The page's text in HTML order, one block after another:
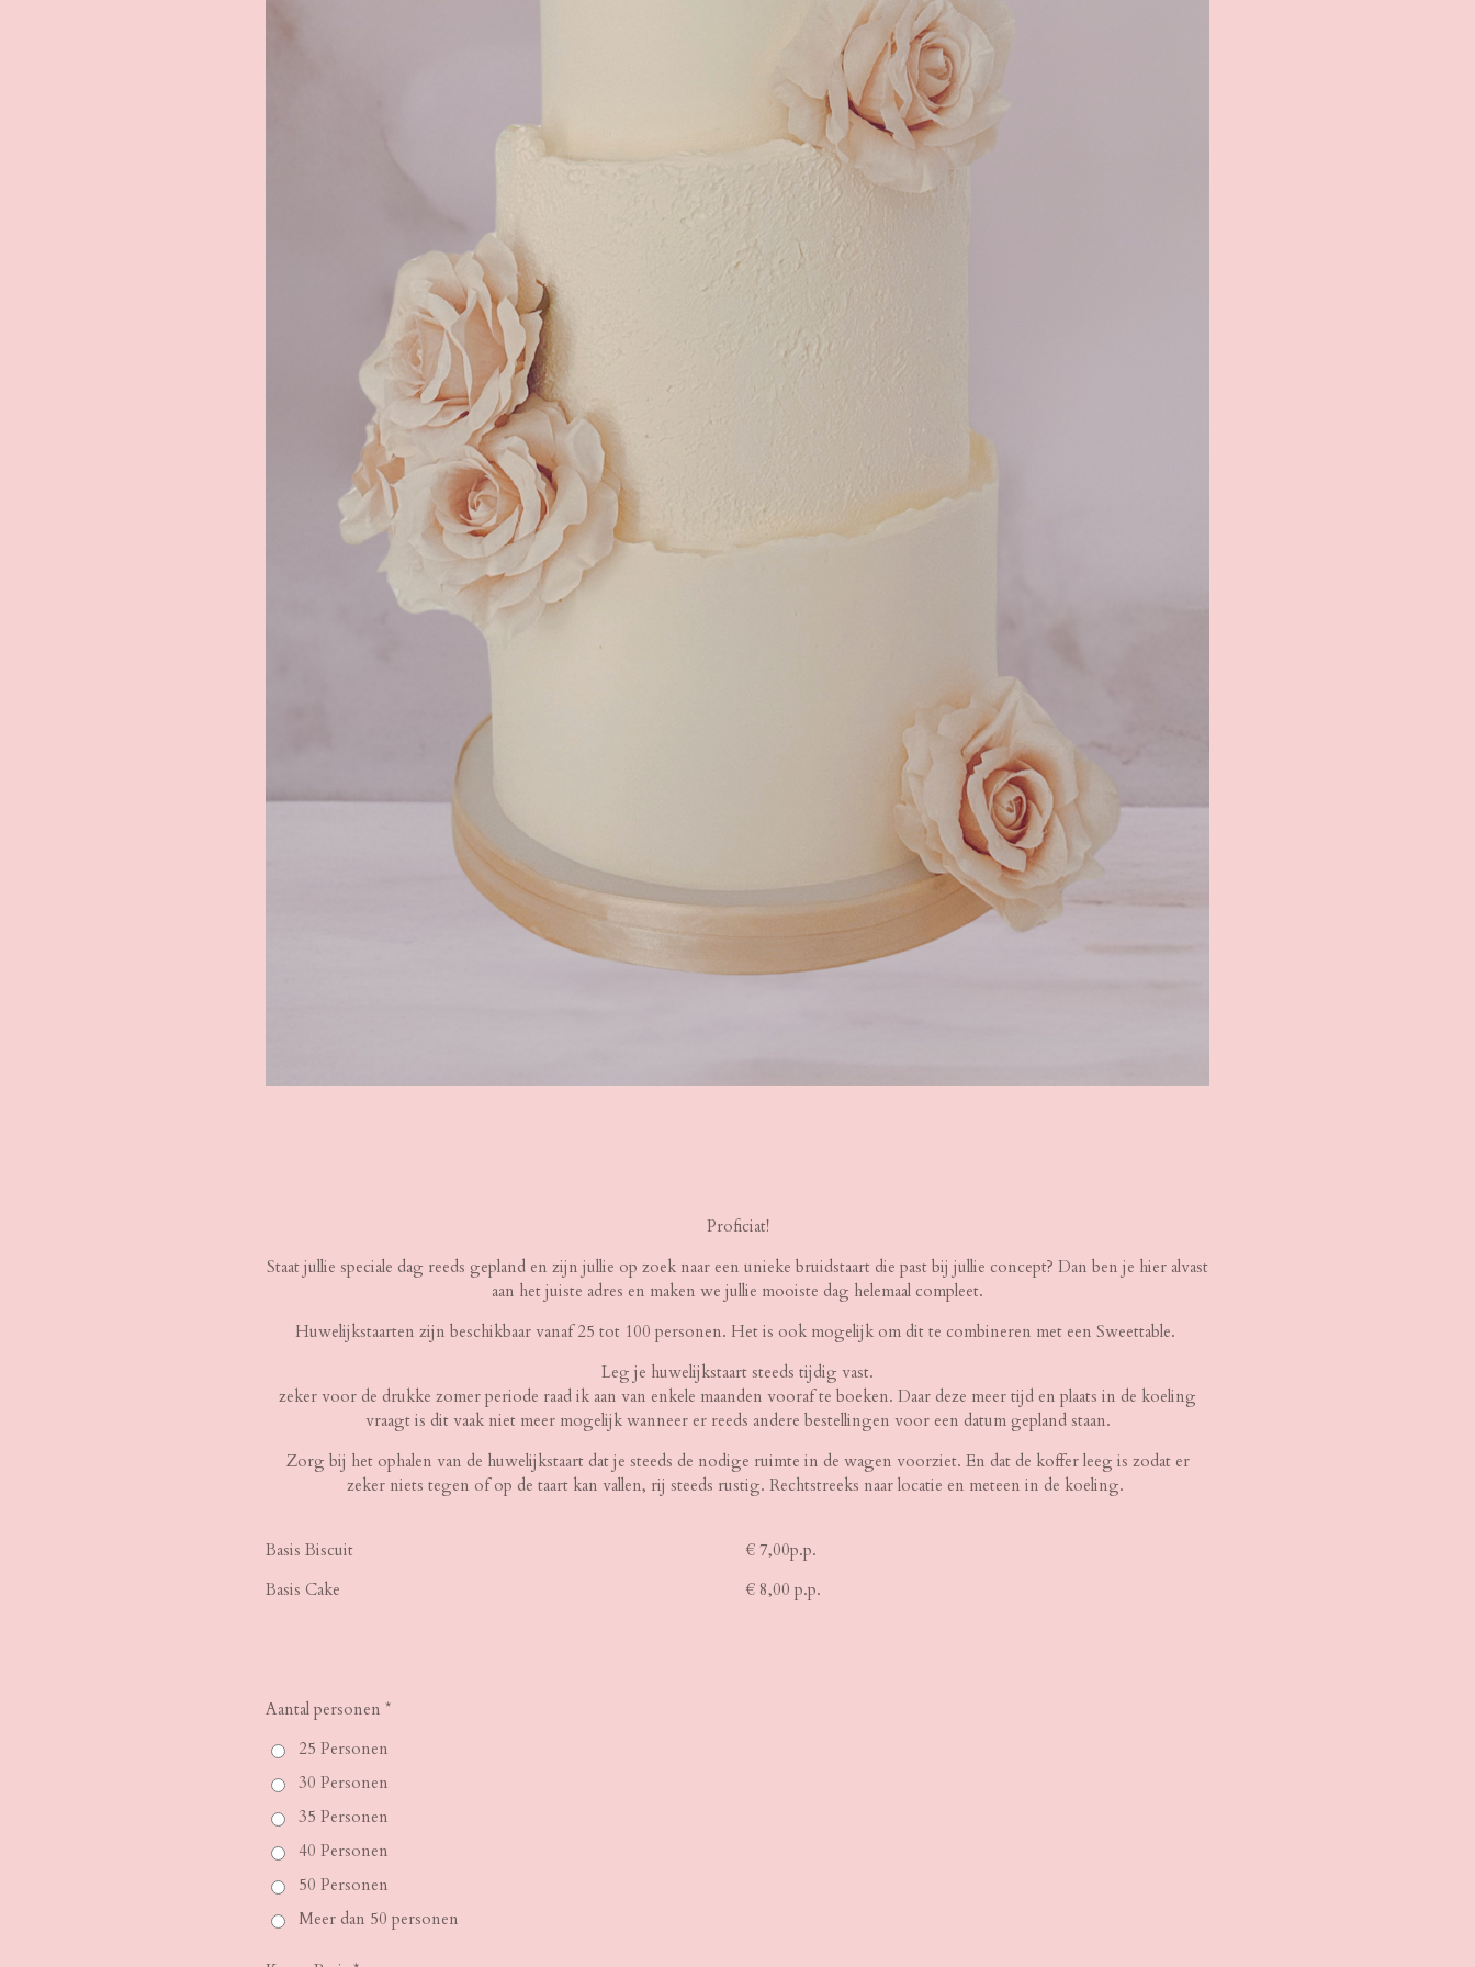
Proficiat!
Staat jullie speciale dag reeds gepland en zijn jullie op zoek naar een unieke bruidstaart die past bij jullie concept? Dan ben je hier alvast
aan het juiste adres en maken we jullie mooiste dag helemaal compleet.
Huwelijkstaarten zijn beschikbaar vanaf 25 tot 100 personen. Het is ook mogelijk om dit te combineren met een Sweettable.
Leg je huwelijkstaart steeds tijdig vast.
zeker voor de drukke zomer periode raad ik aan van enkele maanden vooraf te boeken. Daar deze meer tijd en plaats in de koeling
vraagt is dit vaak niet meer mogelijk wanneer er reeds andere bestellingen voor een datum gepland staan.
Zorg bij het ophalen van de huwelijkstaart dat je steeds de nodige ruimte in de wagen voorziet. En dat de koffer leeg is zodat er
zeker niets tegen of op de taart kan vallen, rij steeds rustig. Rechtstreeks naar locatie en meteen in de koeling.
Basis Biscuit
€ 7,00p.p.
Basis Cake
€ 8,00 p.p.
Aantal personen *
25 Personen
30 Personen
35 Personen
40 Personen
50 Personen
Meer dan 50 personen